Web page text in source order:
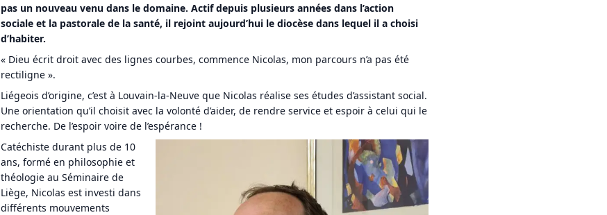
pas un nouveau venu dans le domaine. Actif depuis plusieurs années dans l’action
sociale et la pastorale de la santé, il rejoint aujourd’hui le diocèse dans lequel il a choisi
d’habiter.
« Dieu écrit droit avec des lignes courbes, commence Nicolas, mon parcours n’a pas été
rectiligne ».
Liégeois d’origine, c’est à Louvain-la-Neuve que Nicolas réalise ses études d’assistant social.
Une orientation qu’il choisit avec la volonté d’aider, de rendre service et espoir à celui qui le
recherche. De l’espoir voire de l’espérance !
Catéchiste durant plus de 10
ans, formé en philosophie et
théologie au Séminaire de
Liège, Nicolas est investi dans
différents mouvements